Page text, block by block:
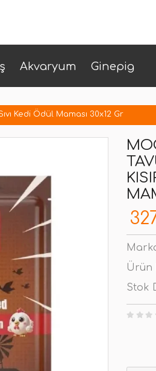
Akvaryum Ginepig
Kedi Ödül Maması 30x12 Gr
Ürün
Stok